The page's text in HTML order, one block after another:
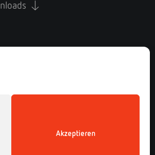
Akzeptieren
↓
Gesellschaft für